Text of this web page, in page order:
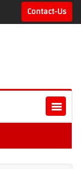
Contact-Us